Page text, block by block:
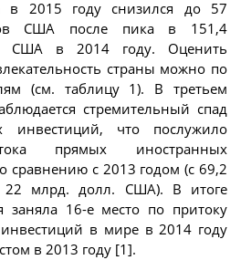
в 2015 году снизился до 57
США после пика в 151,4
США в 2014 году. Оценить
страны можно по
(см. таблицу 1). В третьем
стремительный спад
инвестиций, что послужило
прямых иностранных
сравнению с 2013 годом (с 69,2
млрд. долл. США). В итоге
заняла 16-е место по притоку
в мире в 2014 году
в 2013 году [1].